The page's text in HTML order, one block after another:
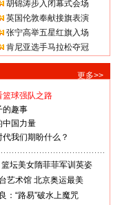
胡锦涛步入闭幕式会场
英国伦敦奉献接旗表演
张宁高举五星红旗入场
肯尼亚选手马拉松夺冠
更多>>
篮球强队之路
的趣事
中国力量
代我们期盼什么？
篮坛美女隋菲菲军训英姿
艺术馆 北京奥运最美
：“路易”破水上魔咒